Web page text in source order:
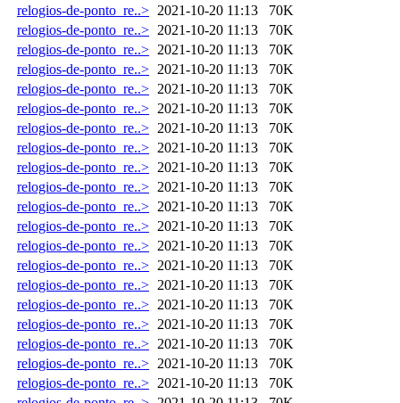
relogios-de-ponto_re..> 2021-10-20 11:13
70K
relogios-de-ponto_re..> 2021-10-20 11:13
70K
relogios-de-ponto_re..> 2021-10-20 11:13
70K
relogios-de-ponto_re..> 2021-10-20 11:13
70K
relogios-de-ponto_re..> 2021-10-20 11:13
70K
relogios-de-ponto_re..> 2021-10-20 11:13
70K
relogios-de-ponto_re..> 2021-10-20 11:13
70K
relogios-de-ponto_re..> 2021-10-20 11:13
70K
relogios-de-ponto_re..> 2021-10-20 11:13
70K
relogios-de-ponto_re..> 2021-10-20 11:13
70K
relogios-de-ponto_re..> 2021-10-20 11:13
70K
relogios-de-ponto_re..> 2021-10-20 11:13
70K
relogios-de-ponto_re..> 2021-10-20 11:13
70K
relogios-de-ponto_re..> 2021-10-20 11:13
70K
relogios-de-ponto_re..> 2021-10-20 11:13
70K
relogios-de-ponto_re..> 2021-10-20 11:13
70K
relogios-de-ponto_re..> 2021-10-20 11:13
70K
relogios-de-ponto_re..> 2021-10-20 11:13
70K
relogios-de-ponto_re..> 2021-10-20 11:13
70K
relogios-de-ponto_re..> 2021-10-20 11:13
70K